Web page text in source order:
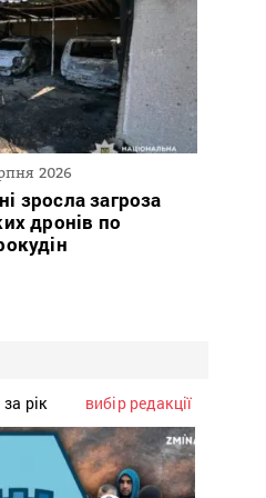
2026
зросла загроза
дронів по
за рік вибір редакції